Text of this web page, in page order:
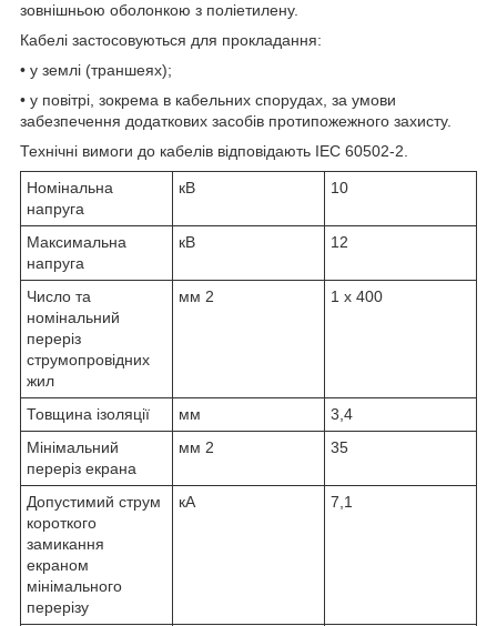
зовнішньою оболонкою з поліетилену.
Кабелі застосовуються для прокладання:
• у землі (траншеях);
• у повітрі, зокрема в кабельних спорудах, за умови
забезпечення додаткових засобів протипожежного захисту.
Технічні вимоги до кабелів відповідають IEC 60502-2.
Номінальна
напруга
кВ 10
Максимальна
напруга
кВ 12
Число та
номінальний
переріз
струмопровідних
жил
мм 2 1 x 400
Товщина ізоляції мм
3,4
Мінімальний
переріз екрана
мм 2 35
Допустимий струм
короткого
замикання
екраном
мінімального
перерізу
кА 7,1